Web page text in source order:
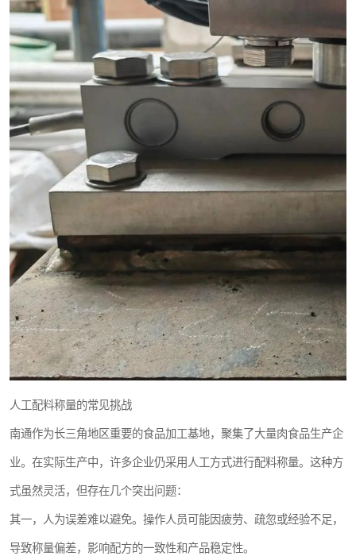
人工配料称量的常见挑战
南通作为长三角地区重要的食品加工基地，聚集了大量肉食品生产企
业。在实际生产中，许多企业仍采用人工方式进行配料称量。这种方
式虽然灵活，但存在几个突出问题：
其一，人为误差难以避免。操作人员可能因疲劳、疏忽或经验不足，
导致称量偏差，影响配方的一致性和产品稳定性。